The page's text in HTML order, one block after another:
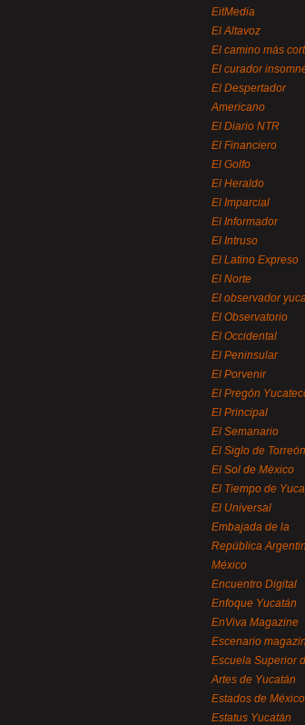
EitMedia
El Altavoz
El camino más
El curador
El Despertador
Americano
El Diario NTR
El Financiero
El Golfo
El Heraldo
El Imparcial
El Informador
El Intruso
El Latino Expreso
El Norte
El observador
El Observatorio
El Occidental
El Peninsular
El Porvenir
El Pregón
El Principal
El Semanario
El Siglo de Torreón
El Sol de México
El Tiempo de
El Universal
Embajada de la
República
México
Encuentro Digital
Enfoque Yucatán
EnViva Magazine
Escenario
Escuela Superior
Artes de Yucatán
Estados de México
Estatus Yucatán